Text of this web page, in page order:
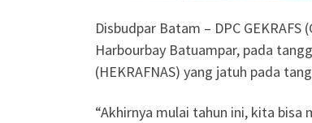
Disbudpar Batam – DPC
Harbourbay Batuampar, pada
(HEKRAFNAS) yang jatuh pada
“Akhirnya mulai tahun ini, kita